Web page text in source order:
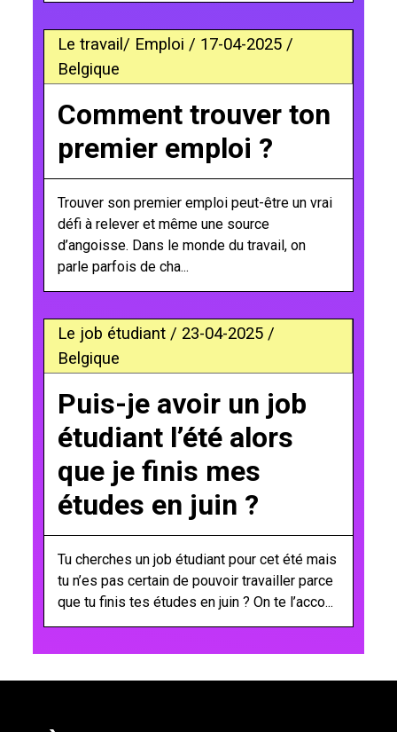
Le travail/ Emploi / 17-04-2025 /
Belgique
Comment trouver ton
premier emploi ?
Trouver son premier emploi peut-être un vrai
défi à relever et même une source
d’angoisse. Dans le monde du travail, on
parle parfois de cha...
Le job étudiant / 23-04-2025 /
Belgique
Puis-je avoir un job
étudiant l’été alors
que je finis mes
études en juin ?
Tu cherches un job étudiant pour cet été mais
tu n’es pas certain de pouvoir travailler parce
que tu finis tes études en juin ? On te l’acco...